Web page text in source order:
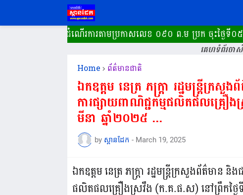
ានដែក ដំណើរការ​តាមប្រកាសលេខ ០៩០ ព.ម ប្រក ចុះថ្ងៃទី០៥ ខ
គេហទំព័រចាស់
Home ព័ត៌មានជាតិ
ឯកឧត្តម នេត្រ ភក្ត្រា រដ្ឋមន្ត្រីក្រ
ការផ្សាយពាណិជ្ជកម្មផលិតផលគ្រឿ
មីនា ឆ្នាំ២០២៥ ...
by ស្ពានដែក - March 19, 2025
ឯកឧត្តម នេត្រ ភក្ត្រា រដ្ឋមន្ត្រីក្រសួងព័ត៌មាន និ
ផលិតផលគ្រឿងស្រវឹង (ក.គ.ផ.ស) នៅព្រឹកថ្ងៃ